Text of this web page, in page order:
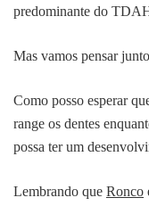
predominante do
Mas vamos pensar
Como posso esperar
range os dentes
possa ter um
Lembrando que Ronco